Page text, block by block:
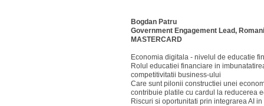
Bogdan Patru
Government Engagement Lead,
MASTERCARD
Economia digitala - nivelul de educatie
Rolul educatiei financiare in
competitivitatii business-ului
Care sunt pilonii constructiei unei
contribuie platile cu cardul la reducerea
Riscuri si oportunitati prin integrarea AI